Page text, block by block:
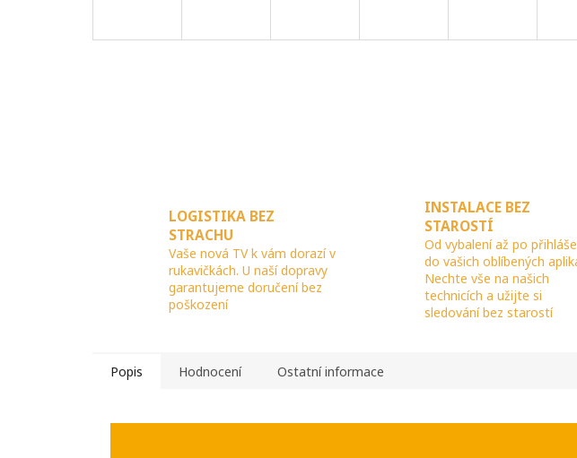
LOGISTIKA BEZ
STRACHU
Vaše nová TV k vám dorazí v
rukavičkách. U naší dopravy
garantujeme doručení bez
poškození
INSTALACE BEZ
STAROSTÍ
Od vybalení až po
do vašich oblíbených
Nechte vše na našich
technicích a užijte si
sledování bez starostí
Popis Hodnocení Ostatní informace